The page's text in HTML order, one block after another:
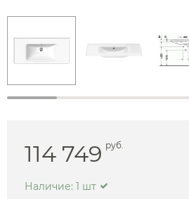
114 749 руб.
Наличие: 1 шт